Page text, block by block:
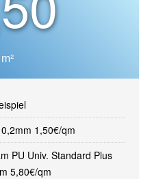
1,50€/qm
PU Univ. Standard Plus
5,80€/qm